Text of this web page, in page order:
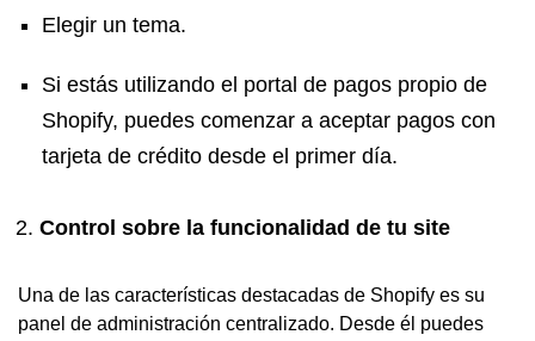
Elegir un tema.
Si estás utilizando el portal de pagos propio de
Shopify, puedes comenzar a aceptar pagos con
tarjeta de crédito desde el primer día.
Control sobre la funcionalidad de tu site
Una de las características destacadas de Shopify es su
panel de administración centralizado. Desde él puedes